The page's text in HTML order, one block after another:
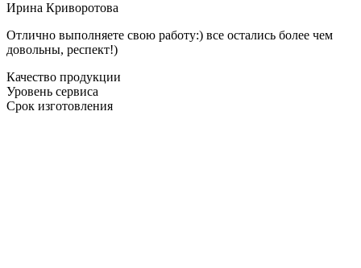
Ирина Криворотова
Отлично выполняете свою работу:) все остались более чем
довольны, респект!)
Качество продукции
Уровень сервиса
Срок изготовления